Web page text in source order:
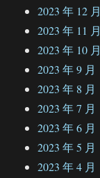
2023 年 12 月
2023 年 11 月
2023 年 10 月
2023 年 9 月
2023 年 8 月
2023 年 7 月
2023 年 6 月
2023 年 5 月
2023 年 4 月